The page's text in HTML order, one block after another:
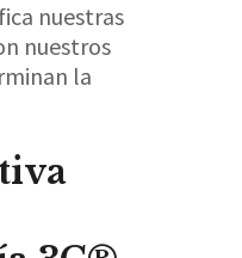
nuestras
nuestros
la